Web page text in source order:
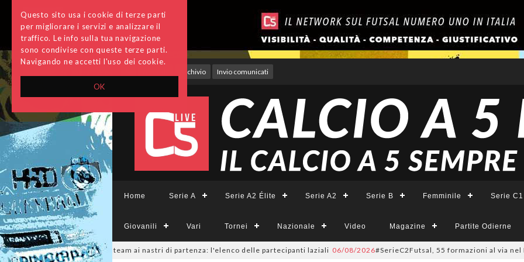
OK
Questo sito usa i cookie di terze parti
per migliorare i servizi e analizzare il
traffico. Le info sulla tua navigazione
sono condivise con queste terze parti.
Navigando ne accetti l'uso dei cookie.
Archivio Invio comunicati
Home Serie A Serie A2 Élite Serie A2 Serie B Femminile Serie C1
Giovanili Vari Tornei Nazionale Video Magazine Partite Odierne
sono 14 i team ai nastri di partenza: l'elenco delle partecipanti laziali 06/08/2026#SerieC2Futsal, 55 formazioni al via nel